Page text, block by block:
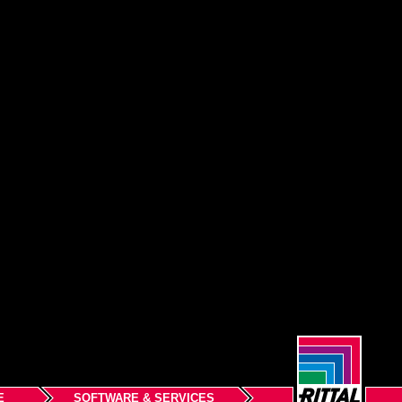
SOFTWARE & SERVICES